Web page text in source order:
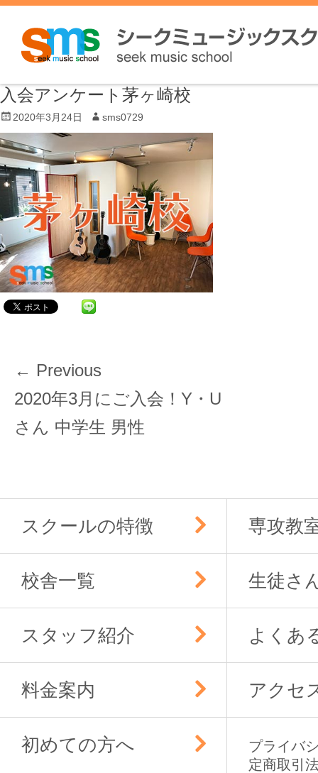
入会アンケート茅ヶ崎校
P
o
s
t
e
o
2020年3月24日
A
u
t
h
o
r
sms0729
投
稿
ナ
ビ
シ
ョ
← Previous
Previous
post:
2020年3月にご入会！Y・U
さん 中学生 男性
スクールの特徴 専攻教
校舎一覧 生徒さ
スタッフ紹介 よくあ
料金案内 アクセ
初めての方へ
プライバ
定商取引